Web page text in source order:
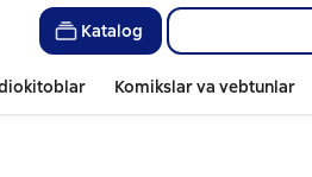
Katalog
Komikslar va vebtunlar